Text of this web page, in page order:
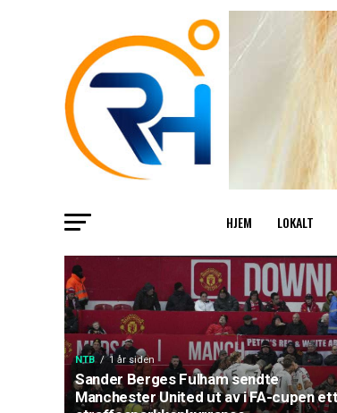
HJEM LOKALT
NTB 1 år siden
Sander Berges Fulham sendte
Manchester United ut av i FA-cupen